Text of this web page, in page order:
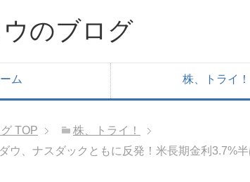
のブログ
ム 株、トライ！
TOP
株、トライ！
ウ、ナスダックともに反発！米長期金利3.7%